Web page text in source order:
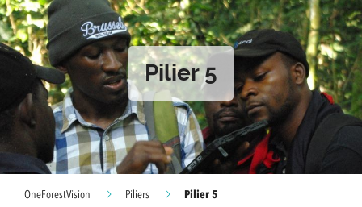
Pilier 5
OneForestVision Piliers Pilier 5